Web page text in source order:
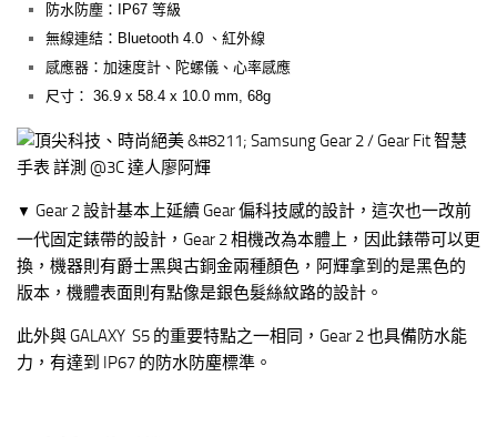
防水防塵：IP67 等級
無線連結：Bluetooth 4.0 、紅外線
感應器：加速度計、陀螺儀、心率感應
尺寸： 36.9 x 58.4 x 10.0 mm, 68g
▼ Gear 2 設計基本上延續 Gear 偏科技感的設計，這次也一改前
一代固定錶帶的設計，Gear 2 相機改為本體上，因此錶帶可以更
換，機器則有爵士黑與古銅金兩種顏色，阿輝拿到的是黑色的
版本，機體表面則有點像是銀色髮絲紋路的設計。
此外與 GALAXY S5 的重要特點之一相同，Gear 2 也具備防水能
力，有達到 IP67 的防水防塵標準。